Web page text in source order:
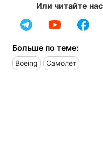
Или читайте
Больше по теме:
Boeing Самолет